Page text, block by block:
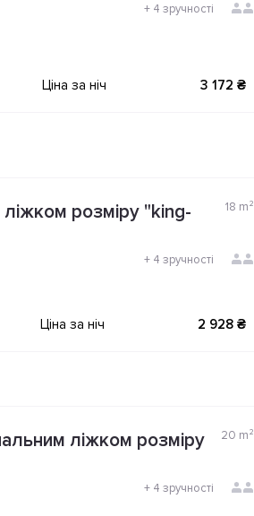
+ 4 зручності
Ціна за ніч 3 172 ₴
розміру "king-
18 m²
+ 4 зручності
Ціна за ніч 2 928 ₴
ліжком розміру
20 m²
+ 4 зручності